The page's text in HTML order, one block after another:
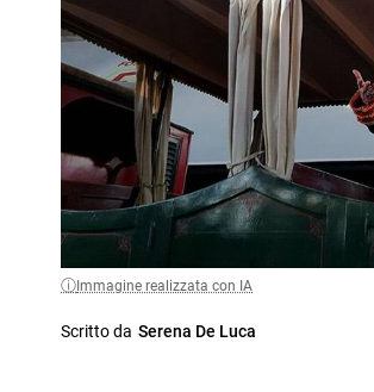
Immagine realizzata con IA
Scritto da Serena De Luca